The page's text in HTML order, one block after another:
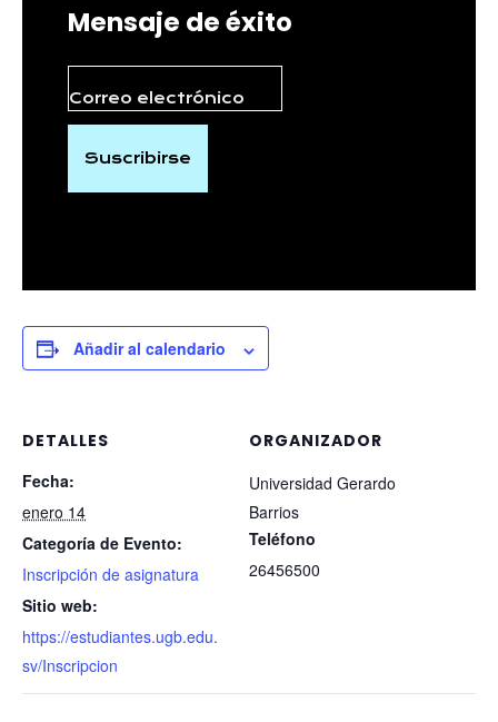
Mensaje de éxito
Suscribirse
Añadir al calendario
DETALLES
Fecha:
enero 14
Categoría de Evento:
Inscripción de asignatura
Sitio web:
https://estudiantes.ugb.edu.
sv/Inscripcion
ORGANIZADOR
Universidad Gerardo
Barrios
Teléfono
26456500